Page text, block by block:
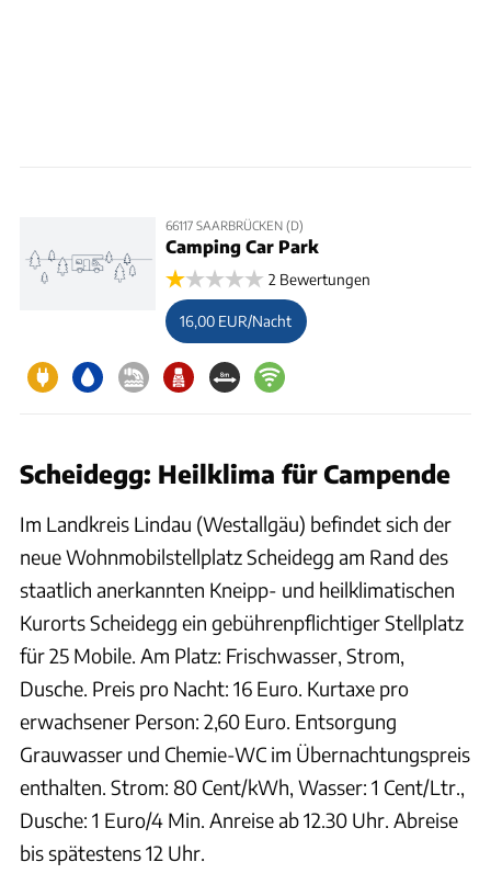
66117 SAARBRÜCKEN (D)
Camping Car Park
2 Bewertungen
16,00 EUR/Nacht
Scheidegg: Heilklima für Campende
Im Landkreis Lindau (Westallgäu) befindet sich der
neue Wohnmobilstellplatz Scheidegg am Rand des
staatlich anerkannten Kneipp- und heilklimatischen
Kurorts Scheidegg ein gebührenpflichtiger Stellplatz
für 25 Mobile. Am Platz: Frischwasser, Strom,
Dusche. Preis pro Nacht: 16 Euro. Kurtaxe pro
erwachsener Person: 2,60 Euro. Entsorgung
Grauwasser und Chemie-WC im Übernachtungspreis
enthalten. Strom: 80 Cent/kWh, Wasser: 1 Cent/Ltr.,
Dusche: 1 Euro/4 Min. Anreise ab 12.30 Uhr. Abreise
bis spätestens 12 Uhr.